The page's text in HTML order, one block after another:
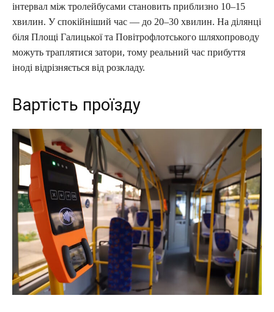
інтервал між тролейбусами становить приблизно 10–15
хвилин. У спокійніший час — до 20–30 хвилин. На ділянці
біля Площі Галицької та Повітрофлотського шляхопроводу
можуть траплятися затори, тому реальний час прибуття
іноді відрізняється від розкладу.
Вартість проїзду